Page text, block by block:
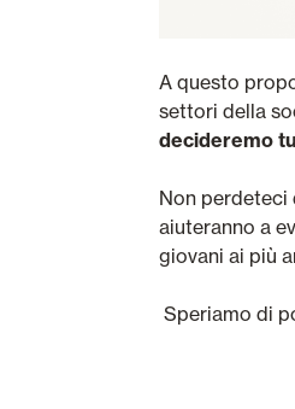
A questo
settori della
decideremo
Non perdeteci
aiuteranno a
giovani ai più
Speriamo di